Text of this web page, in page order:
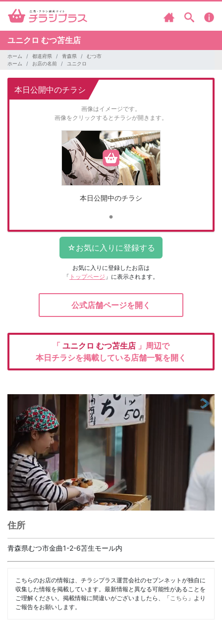
ユニクロ むつ苫生店
ホーム 都道府県 青森県
むつ市
ホーム
お店の名前 ユニクロ
本日公開中のチラシ
画像はイメージです。
画像をクリックするとチラシが開きます。
本日公開中のチラシ
お気に入りに登録したお店は
「 トップページ 」に表示されます。
公式店舗ページを開く
「 ユニクロ むつ苫生店 」周辺で
本日チラシを掲載している店舗一覧を開く
住所
青森県むつ市金曲1-2-6苫生モール内
こちらのお店の情報は、チラシプラス運営会社のセブンネットが独自に
収集した情報を掲載しています。最新情報と異なる可能性があることを
ご理解ください。掲載情報に間違いがございましたら、「 こちら 」より
ご報告をお願いします。